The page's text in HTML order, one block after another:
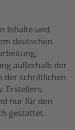
Inhalte und
deutschen
außerhalb der
der schriftlichen
Erstellers.
nur für den
gestattet.